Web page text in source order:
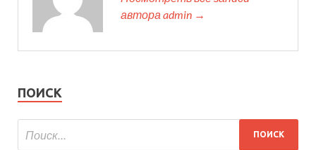
автора admin →
ПОИСК